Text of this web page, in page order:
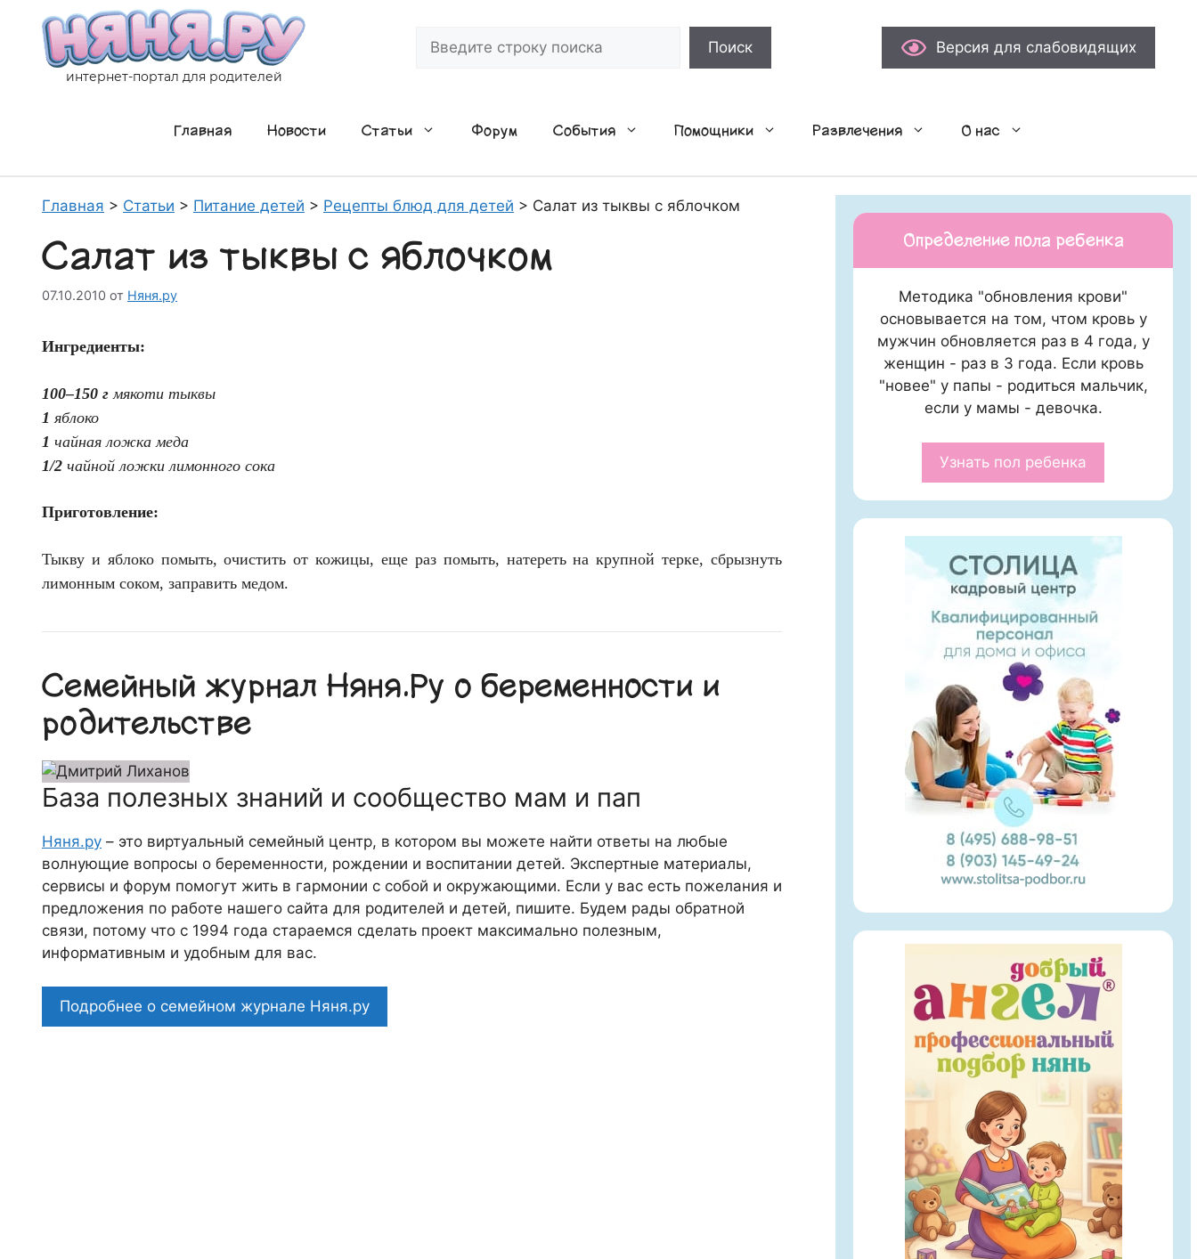
содержимому
интернет-портал для родителей
Поиск Версия для слабовидящих
Главная Новости Статьи Форум События Помощники Развлечения О нас
Главная > Статьи > Питание детей > Рецепты блюд для детей > Салат из тыквы с яблочком
Салат из тыквы с яблочком
07.10.2010 от Няня.ру
Ингредиенты:
100–150 г мякоти тыквы
1 яблоко
1 чайная ложка меда
1/2 чайной ложки лимонного сока
Приготовление:
Тыкву и яблоко помыть, очистить от кожицы, еще раз помыть, натереть на крупной терке, сбрызнуть
лимонным соком, заправить медом.
Семейный журнал Няня.Ру о беременности и
родительстве
База полезных знаний и сообщество мам и пап
Няня.ру – это виртуальный семейный центр, в котором вы можете найти ответы на любые
волнующие вопросы о беременности, рождении и воспитании детей. Экспертные материалы,
сервисы и форум помогут жить в гармонии с собой и окружающими. Если у вас есть пожелания и
предложения по работе нашего сайта для родителей и детей, пишите. Будем рады обратной
связи, потому что c 1994 года стараемся сделать проект максимально полезным,
информативным и удобным для вас.
Подробнее о семейном журнале Няня.ру
Определение пола ребенка
Методика "обновления крови"
основывается на том, чтом кровь у
мужчин обновляется раз в 4 года, у
женщин - раз в 3 года. Если кровь
"новее" у папы - родиться мальчик,
если у мамы - девочка.
Узнать пол ребенка